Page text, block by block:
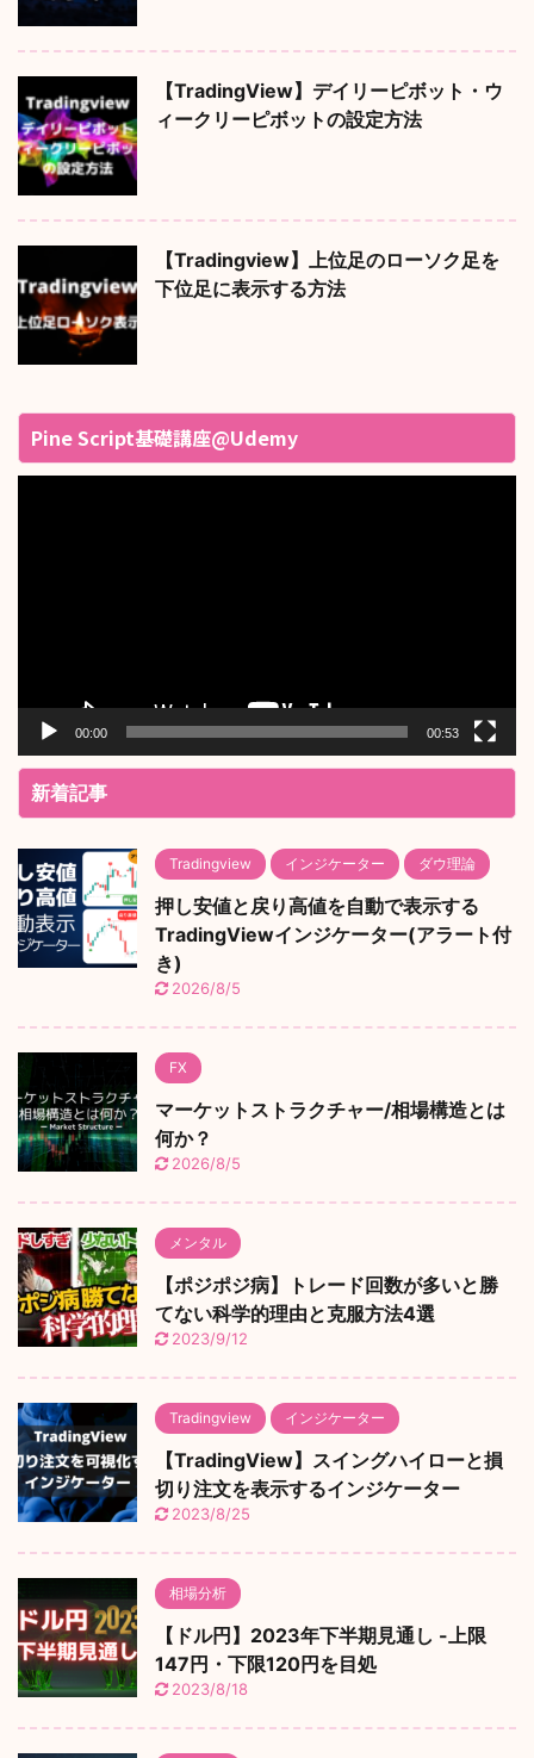
【TradingView】デイリーピボット・ウ
ィークリーピボットの設定方法
【Tradingview】上位足のローソク足を
下位足に表示する方法
Pine Script基礎講座@Udemy
00:00 00:53
新着記事
Tradingview インジケーター ダウ理論
押し安値と戻り高値を自動で表示する
TradingViewインジケーター(アラート付
き)
2026/8/5
FX
マーケットストラクチャー/相場構造とは
何か？
2026/8/5
メンタル
【ポジポジ病】トレード回数が多いと勝
てない科学的理由と克服方法4選
2023/9/12
Tradingview インジケーター
【TradingView】スイングハイローと損
切り注文を表示するインジケーター
2023/8/25
相場分析
【ドル円】2023年下半期見通し -上限
147円・下限120円を目処
2023/8/18